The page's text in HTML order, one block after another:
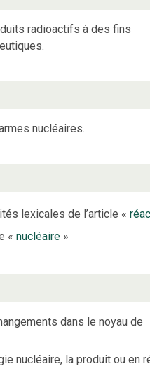
radioactifs à des fins
nucléaires.
lexicales de l’article «
« nucléaire»
dans le noyau de
nucléaire, la produit ou en